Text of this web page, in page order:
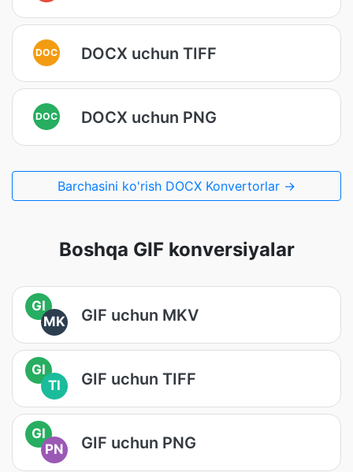
DOC DOCX uchun TIFF
DOC DOCX uchun PNG
Barchasini ko'rish DOCX Konvertorlar →
Boshqa GIF konversiyalar
GI
MK
GIF uchun MKV
GI
TI
GIF uchun TIFF
GI
PN
GIF uchun PNG